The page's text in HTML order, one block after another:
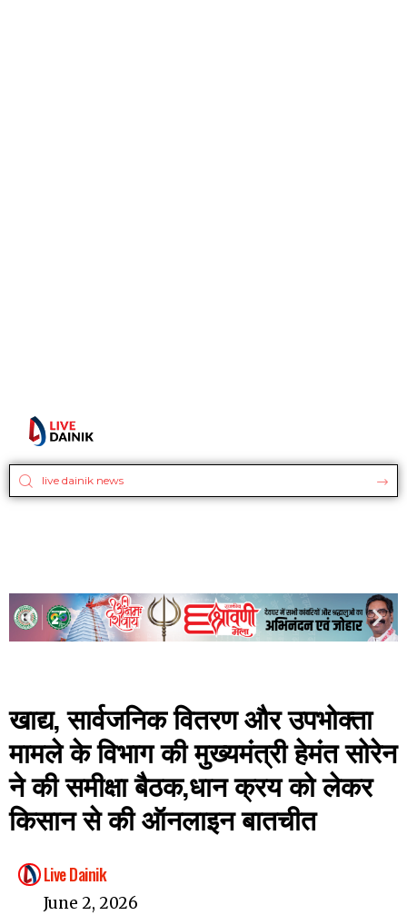
खाद्य, सार्वजनिक वितरण और उपभोक्ता
मामले के विभाग की मुख्यमंत्री हेमंत सोरेन
ने की समीक्षा बैठक,धान क्रय को लेकर
किसान से की ऑनलाइन बातचीत
Live Dainik
June 2, 2026